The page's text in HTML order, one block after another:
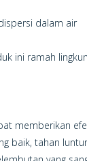
dalam air
ini ramah
memberikan
baik, tahan